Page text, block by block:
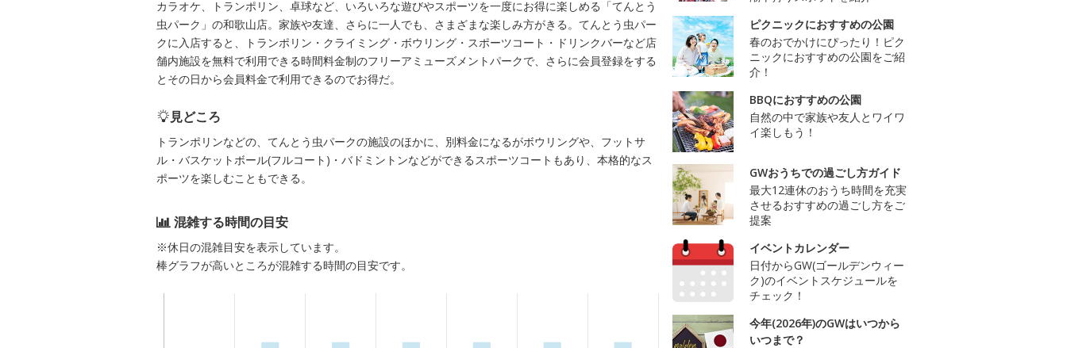
カラオケ、トランポリン、卓球など、いろいろな遊びやスポーツを一度にお得に楽しめる「てんとう
虫パーク」の和歌山店。家族や友達、さらに一人でも、さまざまな楽しみ方がきる。てんとう虫パー
クに入店すると、トランポリン・クライミング・ボウリング・スポーツコート・ドリンクバーなど店
舗内施設を無料で利用できる時間料金制のフリーアミューズメントパークで、さらに会員登録をする
とその日から会員料金で利用できるのでお得だ。
見どころ
トランポリンなどの、てんとう虫パークの施設のほかに、別料金になるがボウリングや、フットサ
ル・バスケットボール(フルコート)・バドミントンなどができるスポーツコートもあり、本格的なス
ポーツを楽しむこともできる。
混雑する時間の目安
※休日の混雑目安を表示しています。
棒グラフが高いところが混雑する時間の目安です。
ピクニックにおすすめの公園
春のおでかけにぴったり！ピク
ニックにおすすめの公園をご紹
介！
BBQにおすすめの公園
自然の中で家族や友人とワイワ
イ楽しもう！
GWおうちでの過ごし方ガイド
最大12連休のおうち時間を充実
させるおすすめの過ごし方をご
提案
イベントカレンダー
日付からGW(ゴールデンウィー
ク)のイベントスケジュールを
チェック！
今年(2026年)のGWはいつから
いつまで？